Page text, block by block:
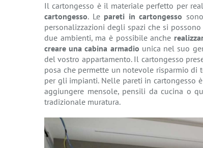
Il cartongesso è il materiale perfetto per
cartongesso. Le pareti in cartongesso
personalizzazioni degli spazi che si
due ambienti, ma è possibile anche
creare una cabina armadio unica nel suo
del vostro appartamento. Il cartongesso
posa che permette un notevole risparmio di
per gli impianti. Nelle pareti in cartongesso
aggiungere mensole, pensili da cucina o
tradizionale muratura.